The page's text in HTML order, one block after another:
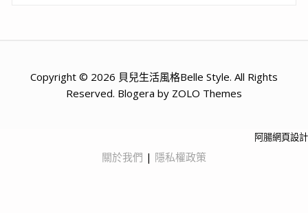
Copyright © 2026 貝兒生活風格Belle Style. All Rights
Reserved. Blogera by ZOLO Themes
阿腸網頁設計
關於我們 | 隱私權政策